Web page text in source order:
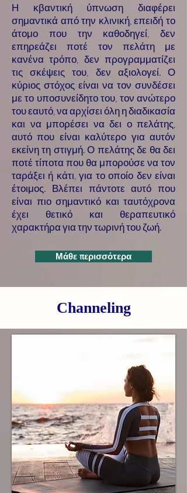
Η κβαντική ύπνωση διαφέρει
σημαντικά από την κλινική, επειδή το
άτομο που την καθοδηγεί, δεν
επηρεάζει ποτέ τον πελάτη με
κανένα τρόπο, δεν προγραμματίζει
τις σκέψεις του, δεν αξιολογεί. Ο
κύριος στόχος είναι να τον συνδέσει
με το υποσυνείδητο του, τον ανώτερο
του εαυτό, να αρχίσει όλη η διαδικασία
και να μπορέσει να δει ο πελάτης,
αυτό που είναι καλύτερο για αυτόν
εκείνη τη στιγμή. Ο πελάτης δε θα δει
ποτέ τίποτα που θα μπορούσε να τον
ταράξει ή κάτι, για το οποίο δεν είναι
έτοιμος. Βλέπει πάντοτε αυτό που
είναι πιο σημαντικό και ταυτόχρονα
έχει θετικό και θεραπευτικό
χαρακτήρα για την τωρινή του ζωή.
Μάθε περισσότερα
Channeling